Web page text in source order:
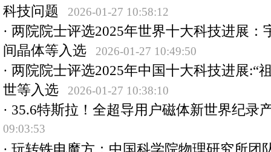
科技问题
2026-01-27 10:58:12
· 两院院士评选2025年世界十大科技进展：
间晶体等入选
2026-01-27 10:49:50
· 两院院士评选2025年中国十大科技进展:“
世等入选
2026-01-27 10:38:10
· 35.6特斯拉！全超导用户磁体新世界纪录
09:03:53